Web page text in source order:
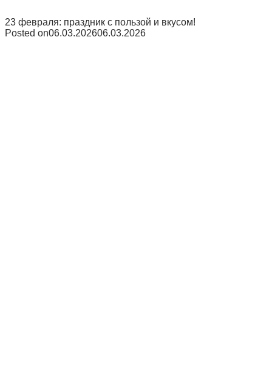
23 февраля: праздник с пользой и вкусом!
Posted on06.03.202606.03.2026